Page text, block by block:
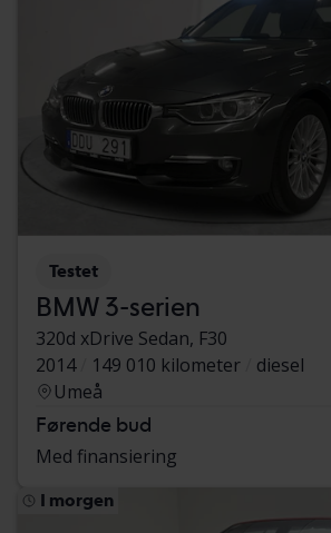
Testet
BMW 3-serien
320d xDrive Sedan, F30
2014
149 010 kilometer
diesel
Umeå
Førende bud
Med finansiering
I morgen